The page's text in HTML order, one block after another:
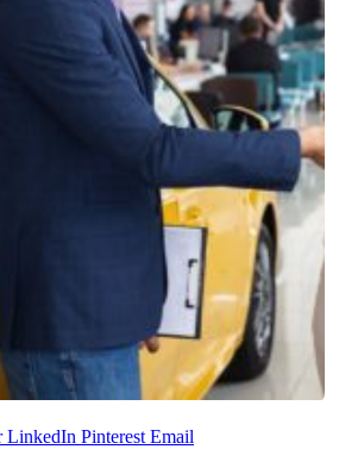
LinkedIn Pinterest Email